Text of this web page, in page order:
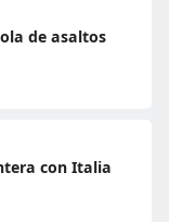
de asaltos
con Italia